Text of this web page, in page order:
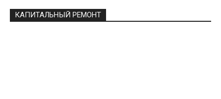
КАПИТАЛЬНЫЙ РЕМОНТ